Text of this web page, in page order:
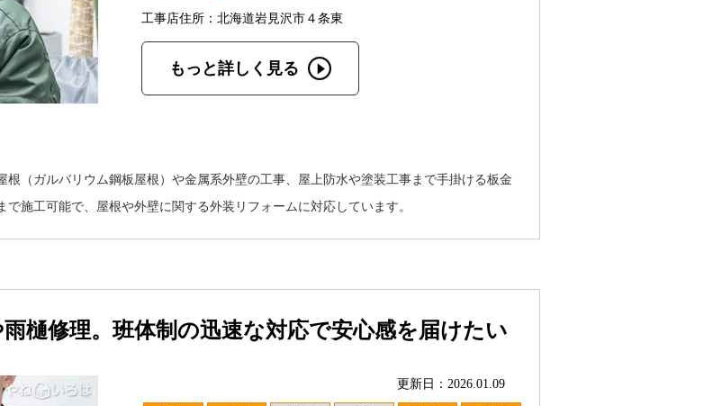
工事店住所：北海道岩見沢市４条東
もっと詳しく見る
（ガルバリウム鋼板屋根）や金属系外壁の工事、屋上防水や塗装工事まで手掛ける板金
施工可能で、屋根や外壁に関する外装リフォームに対応しています。
樋修理。班体制の迅速な対応で安心感を届けたい
更新日：2026.01.09